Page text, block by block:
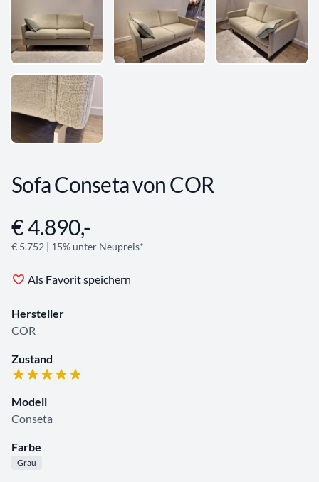
Sofa Conseta von COR
Angebotsinformationen
€ 4.890,-
€ 5.752 | 15% unter Neupreis*
Als Favorit speichern
Hersteller
COR
Zustand
Modell
Conseta
Farbe
Grau